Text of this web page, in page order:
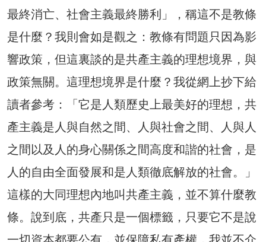
最終消亡、社會主義最終勝利」，稱這不是教條
是什麼？我則會如是觀之：教條有問題只因為影
響政策，但這裏談的是共產主義的理想境界，與
政策無關。這理想境界是什麼？我從網上抄下給
讀者參考：「它是人類歷史上最美好的理想，共
產主義是人與自然之間、人與社會之間、人與人
之間以及人的身心關係之間高度和諧的社會，是
人的自由全面發展和是人類徹底解放的社會。」
這樣的大同理想內地叫共產主義，並不算什麼教
條。說到底，共產只是一個標籤，只要它不是說